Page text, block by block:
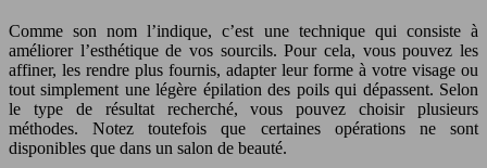
Comme son nom l’indique, c’est une technique qui consiste à
améliorer l’esthétique de vos sourcils. Pour cela, vous pouvez les
affiner, les rendre plus fournis, adapter leur forme à votre visage ou
tout simplement une légère épilation des poils qui dépassent. Selon
le type de résultat recherché, vous pouvez choisir plusieurs
méthodes. Notez toutefois que certaines opérations ne sont
disponibles que dans un salon de beauté.